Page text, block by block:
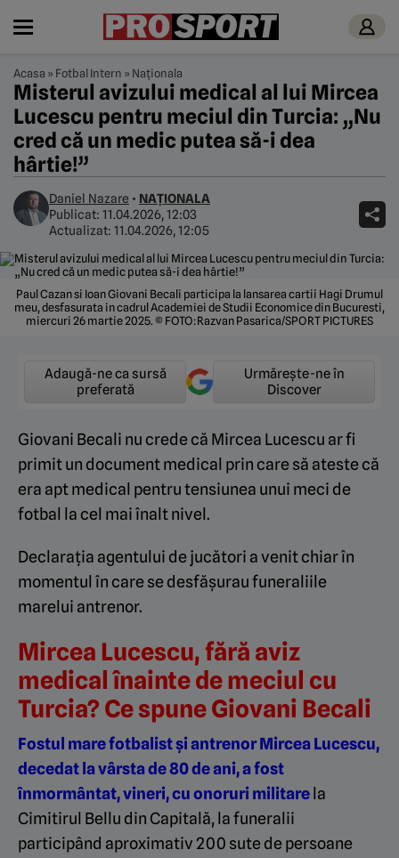
Acasa » Fotbal Intern » Naționala
Misterul avizului medical al lui Mircea
Lucescu pentru meciul din Turcia: „Nu
cred că un medic putea să-i dea
hârtie!”
Daniel Nazare • NAȚIONALA
Publicat: 11.04.2026, 12:03
Actualizat: 11.04.2026, 12:05
Paul Cazan si Ioan Giovani Becali participa la lansarea cartii Hagi Drumul
meu, desfasurata in cadrul Academiei de Studii Economice din Bucuresti,
miercuri 26 martie 2025. © FOTO:Razvan Pasarica/SPORT PICTURES
Adaugă-ne ca sursă
preferată
Urmărește-ne în
Discover
Giovani Becali nu crede că Mircea Lucescu ar fi
primit un document medical prin care să ateste că
era apt medical pentru tensiunea unui meci de
fotbal la cel mai înalt nivel.
Declarația agentului de jucători a venit chiar în
momentul în care se desfășurau funeraliile
marelui antrenor.
Mircea Lucescu, fără aviz
medical înainte de meciul cu
Turcia? Ce spune Giovani Becali
Fostul mare fotbalist și antrenor Mircea Lucescu,
decedat la vârsta de 80 de ani, a fost
înmormântat, vineri, cu onoruri militare la
Cimitirul Bellu din Capitală, la funeralii
participând aproximativ 200 sute de persoane